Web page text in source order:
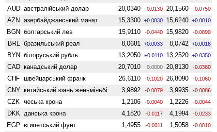
AUD австралійський долар 20,0340 -0.0130 20,1560 -0.0750
AZN азербайджанський манат 15,3300 +0.0030 15,6240 +0.0010
BGN болгарський лев 15,9110 -0.0440 15,9820 -0.0890
BRL бразильський реал 8,0681 +0.0033 8,0742 +0.0018
BYN білоруський рубль 13,2050 +0.0110 13,2520 +0.0350
CAD канадський долар 20,7010 0.0000 20,8130 -0.0360
CHF швейцарський франк 26,6110 -0.1020 26,8090 -0.1060
CNY китайський юань женьмiньбi 3,9892 -0.0079 3,9935 -0.0086
CZK чеська крона 1,2106 -0.0040 1,2226 -0.0044
DKK данська крона 4,1820 -0.0117 4,1994 -0.0233
EGP єгипетський фунт 1,4955 -0.0011 1,5058 -0.0010